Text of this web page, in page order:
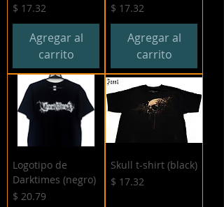
Precio
$ 17.32
Agregar al
carrito
Precio
$ 17.32
Agregar al
carrito
Logotipo de
Darktimes (negro)
Precio
$ 20.79
Skull t-shirt (black)
Precio
$ 17.32